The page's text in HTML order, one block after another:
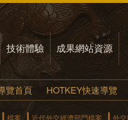
技術體驗 成果網站資源
覽首頁 HOTKEY快速導覽
檔案 近代外交經濟部門檔案
外